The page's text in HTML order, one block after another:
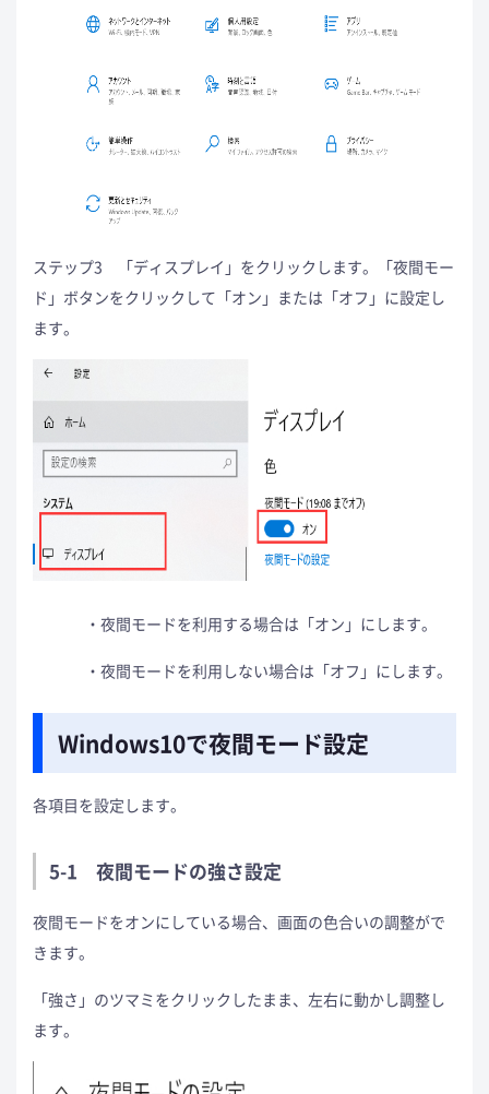
ステップ3 「ディスプレイ」をクリックします。「夜間モー
ド」ボタンをクリックして「オン」または「オフ」に設定し
ます。
夜間モードを利用する場合は「オン」にします。
夜間モードを利用しない場合は「オフ」にします。
Windows10で夜間モード設定
各項目を設定します。
5-1 夜間モードの強さ設定
夜間モードをオンにしている場合、画面の色合いの調整がで
きます。
「強さ」のツマミをクリックしたまま、左右に動かし調整し
ます。